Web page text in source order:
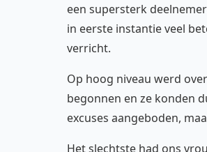
een supersterk
in eerste instantie veel
verricht.
Op hoog niveau werd
begonnen en ze konden
excuses aangeboden,
Het slechtste had ons